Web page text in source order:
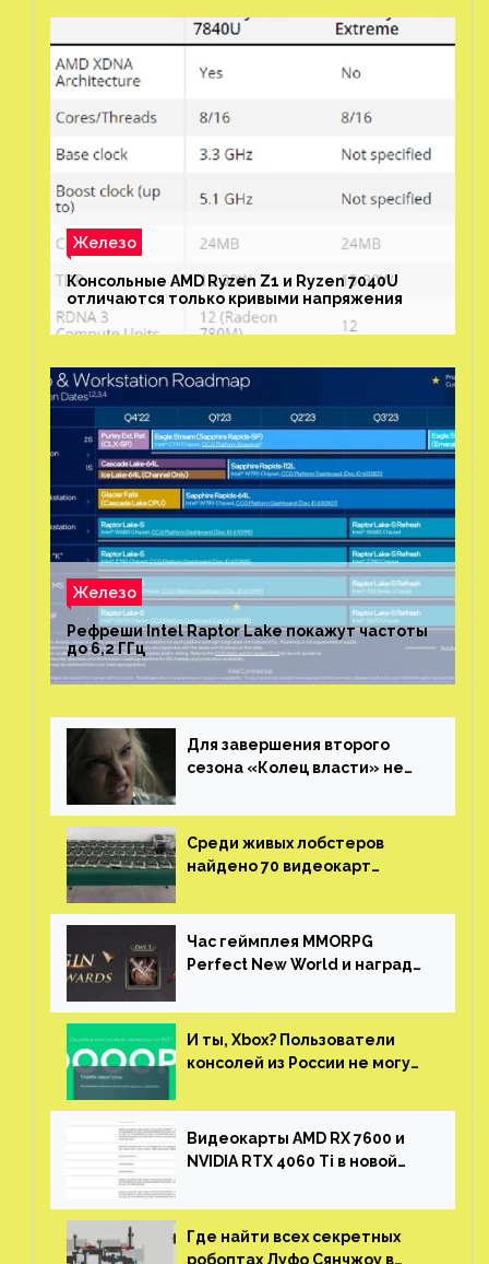
Железо
Консольные AMD Ryzen Z1 и Ryzen 7040U
отличаются только кривыми напряжения
Железо
Рефреши Intel Raptor Lake покажут частоты
до 6,2 ГГц
Для завершения второго
сезона «Колец власти» не
Среди живых лобстеров
найдено 70 видеокарт
китайской таможни
Час геймплея MMORPG
Perfect New World и награды
И ты, Xbox? Пользователи
консолей из России не могут
Видеокарты AMD RX 7600 и
NVIDIA RTX 4060 Ti в новой
Где найти всех секретных
робоптах Луфо Сянчжоу в